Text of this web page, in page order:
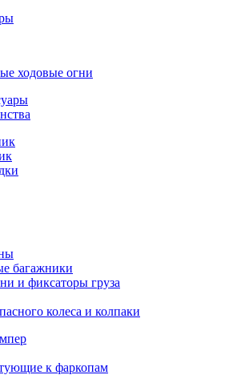
ходовые огни
багажники
и фиксаторы груза
колеса и колпаки
к фаркопам